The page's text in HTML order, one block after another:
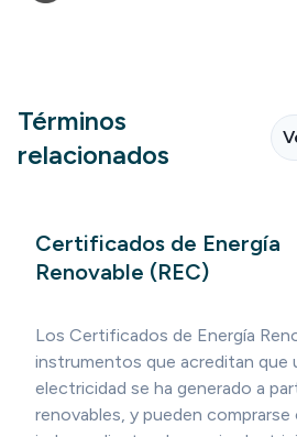
Términos
relacionados
Certificados de Energía
Renovable (REC)
Los Certificados de Energía
instrumentos que acreditan que
electricidad se ha generado a
renovables, y pueden